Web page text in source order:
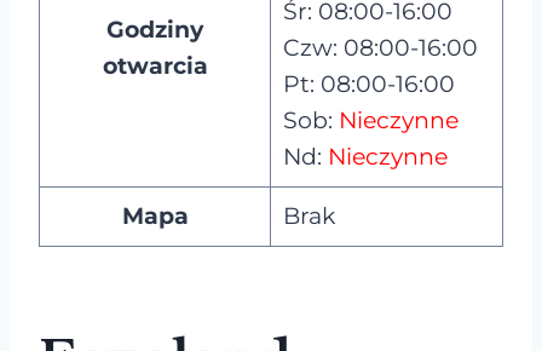
Godziny
otwarcia
Śr: 08:00-16:00
Czw: 08:00-16:00
Pt: 08:00-16:00
Sob: Nieczynne
Nd: Nieczynne
Mapa Brak